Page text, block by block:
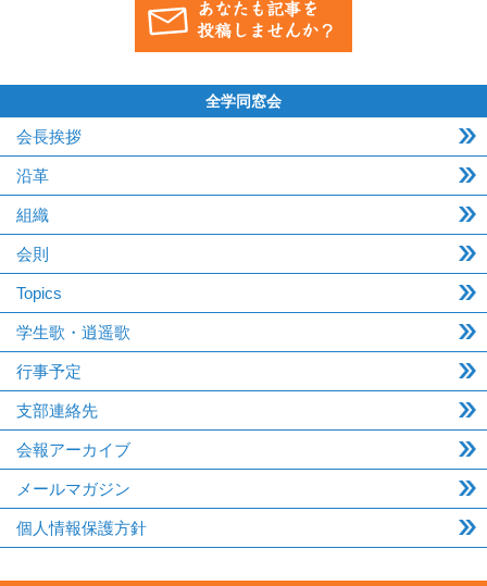
全学同窓会
会長挨拶
沿革
組織
会則
Topics
学生歌・逍遥歌
行事予定
支部連絡先
会報アーカイブ
メールマガジン
個人情報保護方針